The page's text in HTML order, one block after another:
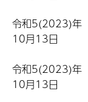
令和5(2023)年
10月13日
令和5(2023)年
10月13日